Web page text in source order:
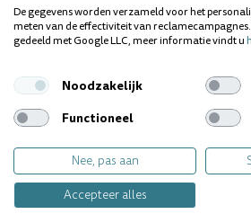
Vragen over dit product? Wij
De gegevens worden verzameld voor het
meten van de effectiviteit van
gedeeld met Google LLC, meer informatie vindt u
Noodzakelijk
Functioneel
Nee, pas aan
Accepteer alles